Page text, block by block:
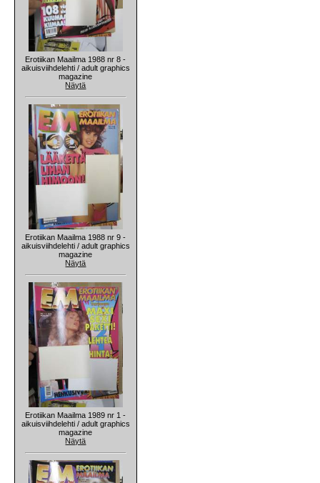
Erotiikan Maailma 1988 nr 8 -
aikuisviihdelehti / adult graphics
magazine
Näytä
Erotiikan Maailma 1988 nr 9 -
aikuisviihdelehti / adult graphics
magazine
Näytä
Erotiikan Maailma 1989 nr 1 -
aikuisviihdelehti / adult graphics
magazine
Näytä